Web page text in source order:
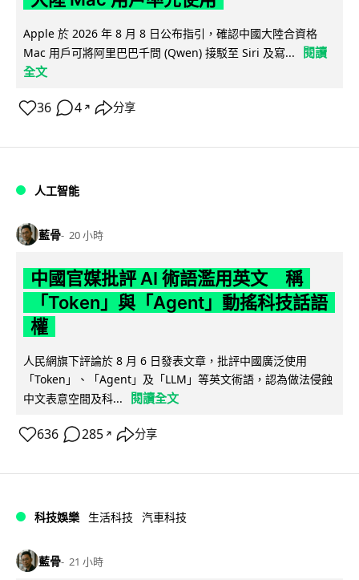
Apple 於 2026 年 8 月 8 日公布指引，確認中國大陸合資格
Mac 用戶可將阿里巴巴千問 (Qwen) 接駁至 Siri 及寫...
閱讀
全文
36 4 ↗ 分享
人工智能
藍骨 20 小時
中國官媒批評 AI 術語濫用英文 稱
「Token」與「Agent」動搖科技話語
權
人民網旗下評論於 8 月 6 日發表文章，批評中國廣泛使用
「Token」、「Agent」及「LLM」等英文術語，認為做法侵蝕
中文表意空間及科...
閱讀全文
636 285 ↗ 分享
科技娛樂 生活科技 汽車科技
藍骨 21 小時